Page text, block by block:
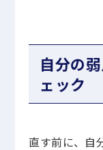
自分の
ェック
直す前に、自